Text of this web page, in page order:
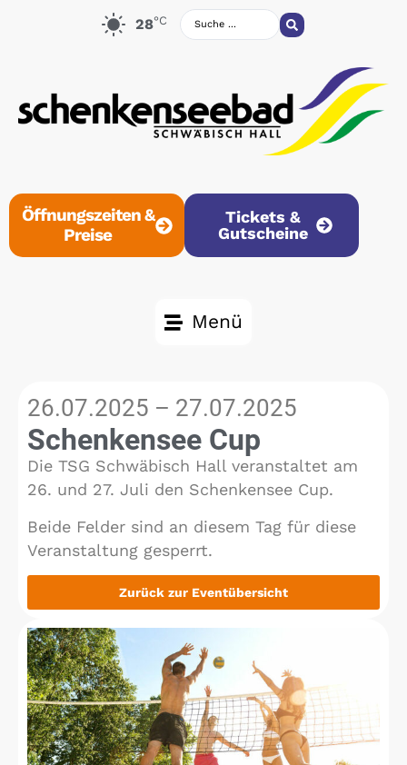
28°C
Öffnungszeiten &
Preise
Tickets &
Gutscheine
Menü
26.07.2025 – 27.07.2025
Schenkensee Cup
Die TSG Schwäbisch Hall veranstaltet am
26. und 27. Juli den Schenkensee Cup.
Beide Felder sind an diesem Tag für diese
Veranstaltung gesperrt.
Zurück zur Eventübersicht